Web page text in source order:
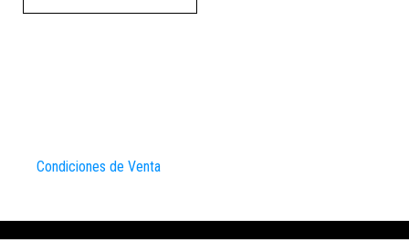
Condiciones de Venta